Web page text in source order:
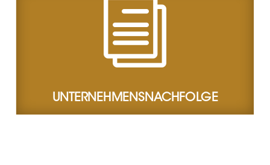
i
UNTERNEHMENSNACHFOLGE